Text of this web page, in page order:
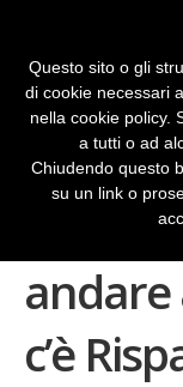
C’è
c’è
Questo sito o gli
di cookie necessari
nella cookie policy.
a tutti o ad
Chiudendo questo
su un link o